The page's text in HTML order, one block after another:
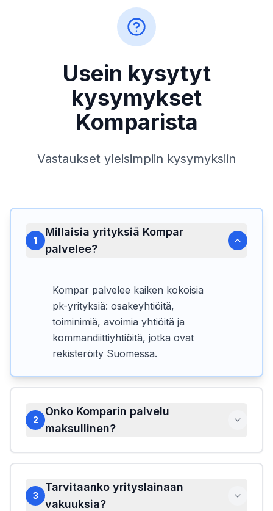
Usein kysytyt
kysymykset
Komparista
Vastaukset yleisimpiin kysymyksiin
1
Millaisia yrityksiä Kompar
palvelee?
Kompar palvelee kaiken kokoisia
pk-yrityksiä: osakeyhtiöitä,
toiminimiä, avoimia yhtiöitä ja
kommandiittiyhtiöitä, jotka ovat
rekisteröity Suomessa.
2
Onko Komparin palvelu
maksullinen?
3
Tarvitaanko yrityslainaan
vakuuksia?